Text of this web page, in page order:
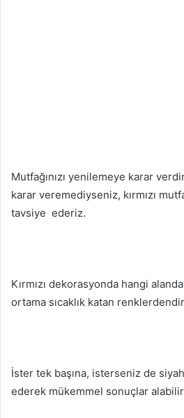
Mutfağınızı yenilemeye karar
karar veremediyseniz, kırmızı
tavsiye ederiz.
Kırmızı dekorasyonda hangi
ortama sıcaklık katan
İster tek başına, isterseniz de
ederek mükemmel sonuçlar